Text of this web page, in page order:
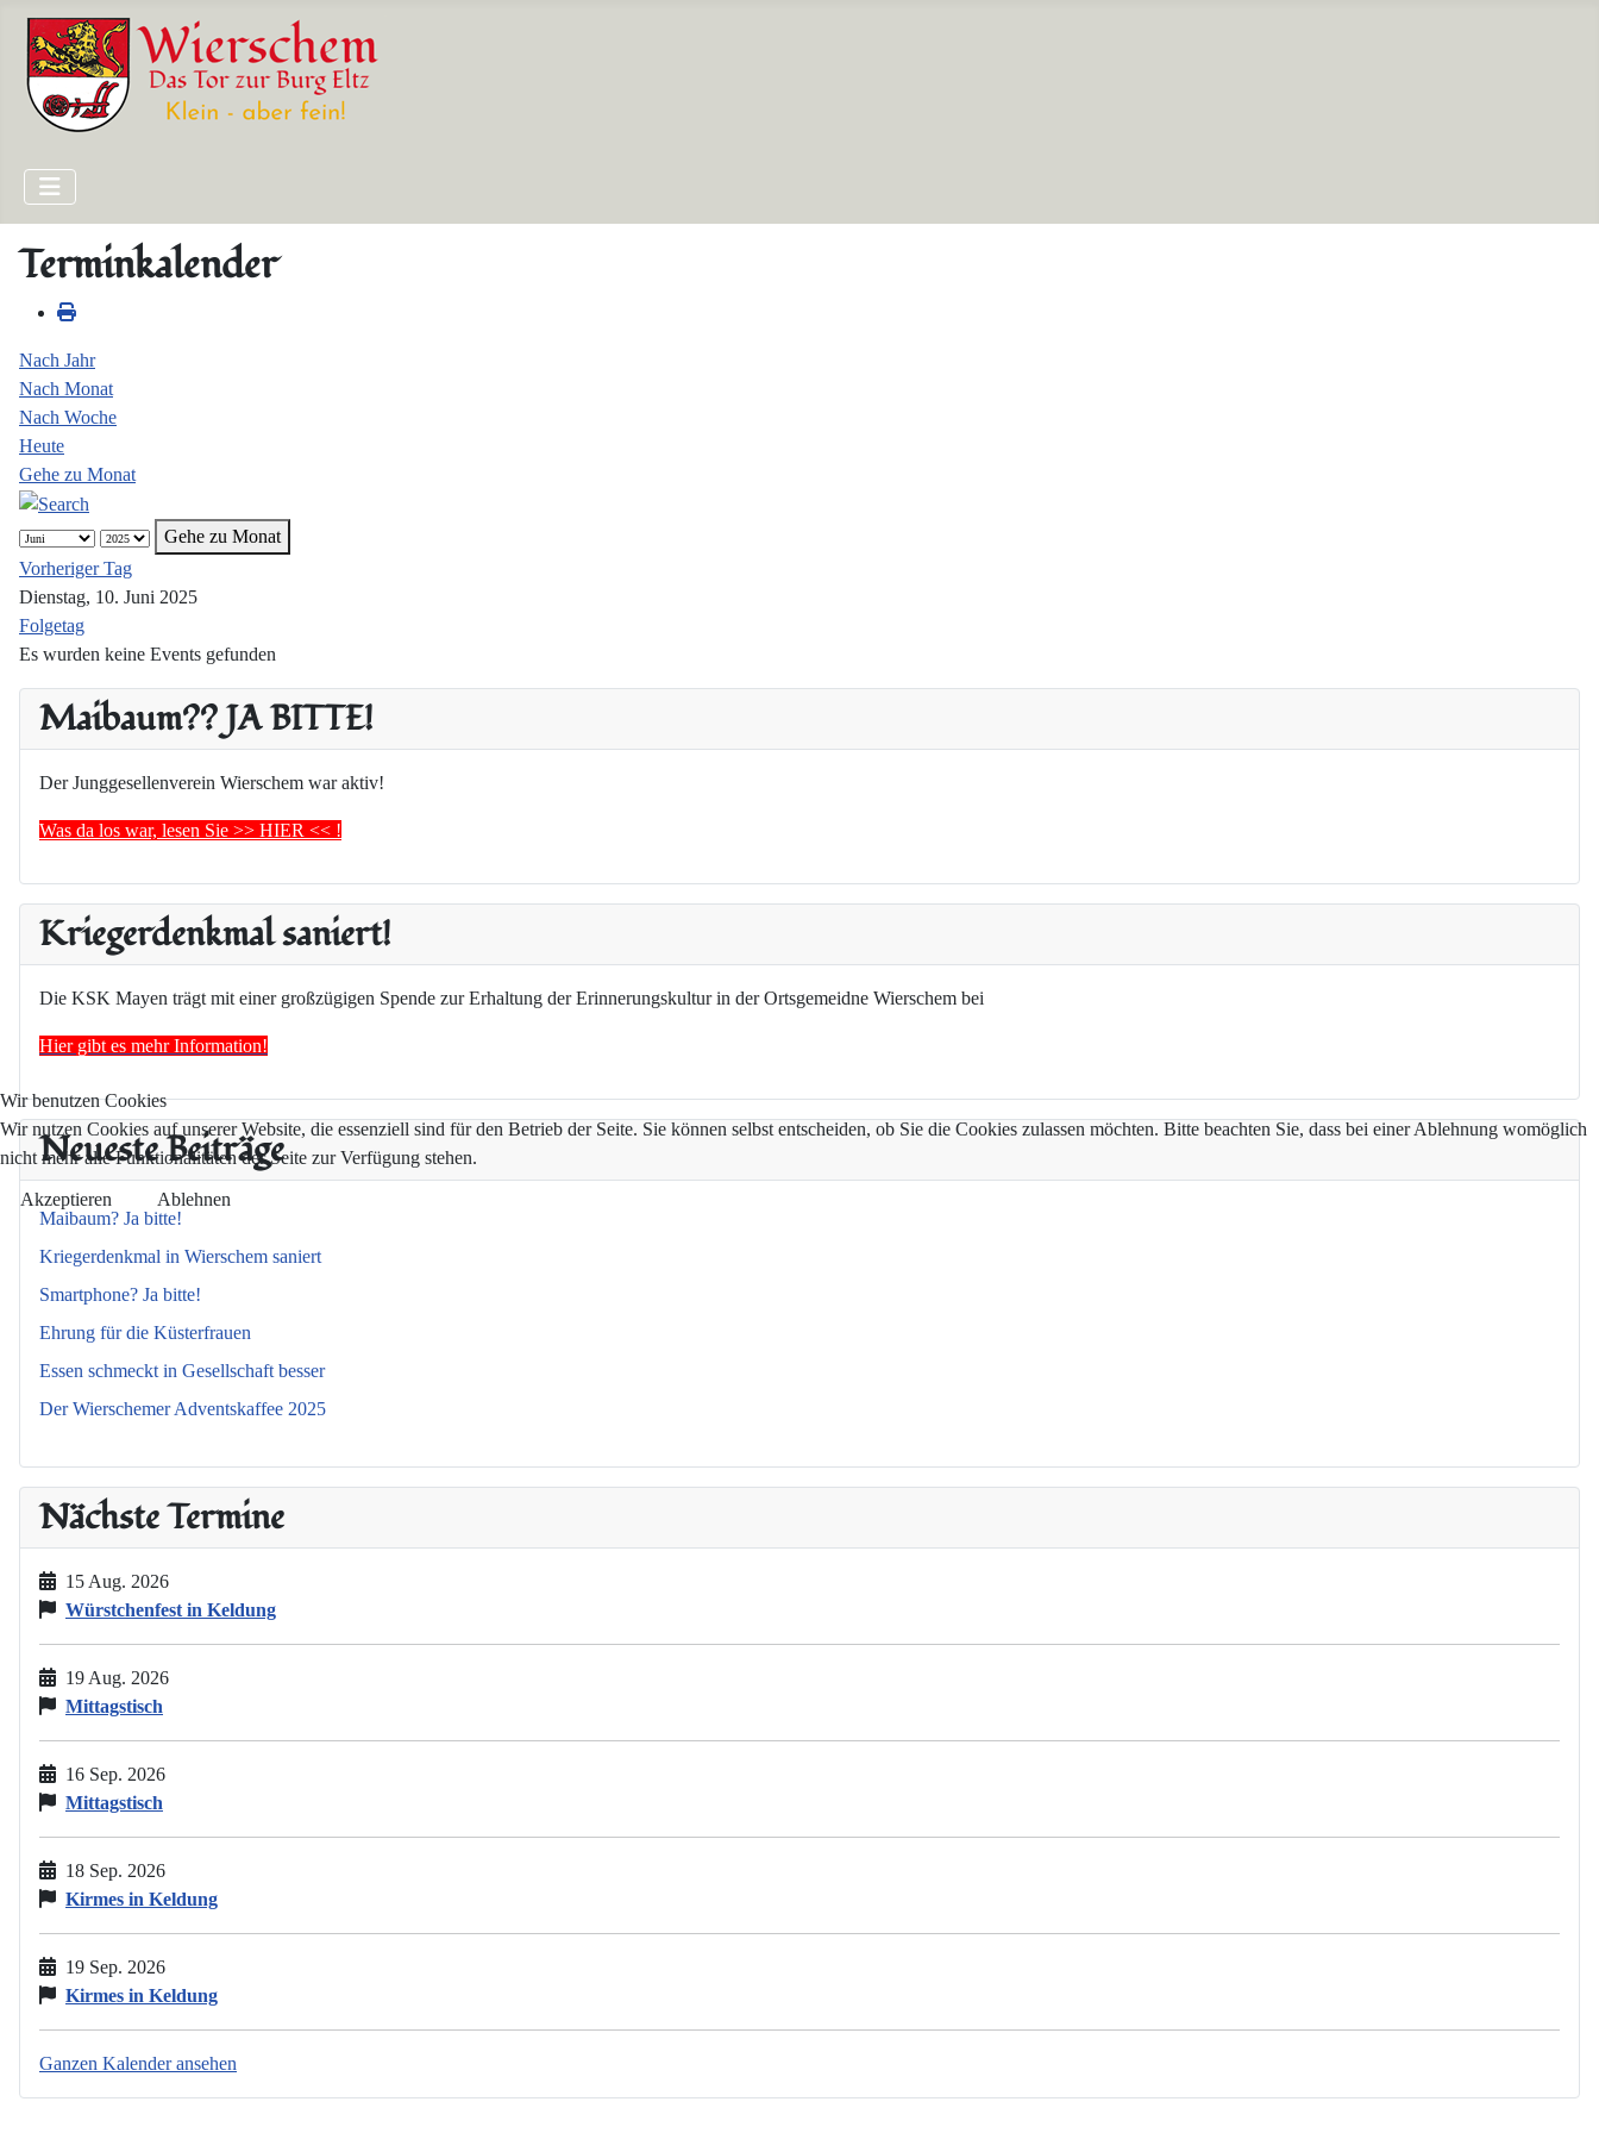
Maibaum?? JA BITTE!
Der Junggesellenverein Wierschem war aktiv!
Was da los war, lesen Sie >> HIER << !
Kriegerdenkmal saniert!
Die KSK Mayen trägt mit einer großzügigen Spende zur Erhaltung der Erinnerungskultur in der Ortsgemeidne Wierschem bei
Hier gibt es mehr Information!
Neueste Beiträge
Maibaum? Ja bitte!
Kriegerdenkmal in Wierschem saniert
Smartphone? Ja bitte!
Ehrung für die Küsterfrauen
Essen schmeckt in Gesellschaft besser
Der Wierschemer Adventskaffee 2025
Nächste Termine
15 Aug. 2026
Würstchenfest in Keldung
19 Aug. 2026
Mittagstisch
16 Sep. 2026
Mittagstisch
18 Sep. 2026
Kirmes in Keldung
19 Sep. 2026
Kirmes in Keldung
Ganzen Kalender ansehen
Terminkalender
Nach Jahr
Nach Monat
Nach Woche
Heute
Gehe zu Monat
Gehe zu Monat
Vorheriger Tag
Dienstag, 10. Juni 2025
Folgetag
Es wurden keine Events gefunden
Wir benutzen Cookies
Wir nutzen Cookies auf unserer Website, die essenziell sind für den Betrieb der Seite. Sie können selbst entscheiden, ob Sie die Cookies zulassen möchten. Bitte beachten Sie, dass bei einer Ablehnung womöglich
nicht mehr alle Funktionalitäten der Seite zur Verfügung stehen.
Akzeptieren Ablehnen